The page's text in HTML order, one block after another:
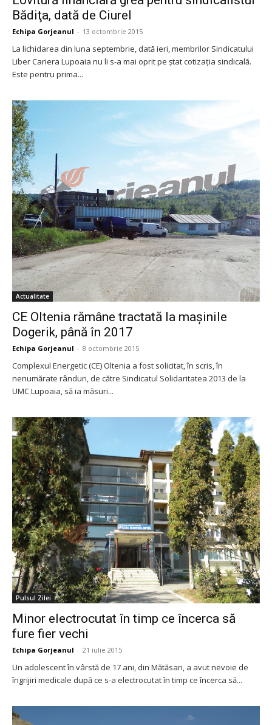
Bădiţa, dată de Ciurel
Echipa Gorjeanul - 13 octombrie 2015
La lichidarea din luna septembrie, dată ieri, membrilor Sindicatului
Liber Cariera Lupoaia nu li s-a mai oprit pe ştat cotizaţia sindicală.
Este pentru prima...
Actualitate
CE Oltenia rămâne tractată la maşinile
Dogerik, până în 2017
Echipa Gorjeanul - 8 octombrie 2015
Complexul Energetic (CE) Oltenia a fost solicitat, în scris, în
nenumărate rânduri, de către Sindicatul Solidaritatea 2013 de la
UMC Lupoaia, să ia măsuri...
Pulsul Zilei
Minor electrocutat în timp ce încerca să
fure fier vechi
Echipa Gorjeanul - 21 iulie 2015
Un adolescent în vârstă de 17 ani, din Mătăsari, a avut nevoie de
îngrijiri medicale după ce s-a electrocutat în timp ce încerca să...